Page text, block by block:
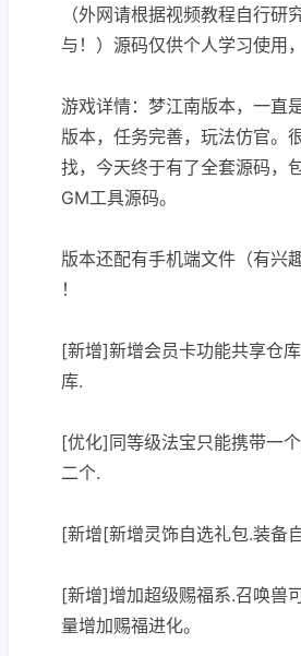
（外网请根据视频教程自行研
与！）源码仅供个人学习使用
游戏详情：梦江南版本，一直
版本，任务完善，玩法仿官。
找，今天终于有了全套源码，
GM工具源码。
版本还配有手机端文件（有兴
！
[新增]新增会员卡功能共享仓
库.
[优化]同等级法宝只能携带一
二个.
[新增[新增灵饰自选礼包.装备
[新增]增加超级赐福系.召唤兽
量增加赐福进化。